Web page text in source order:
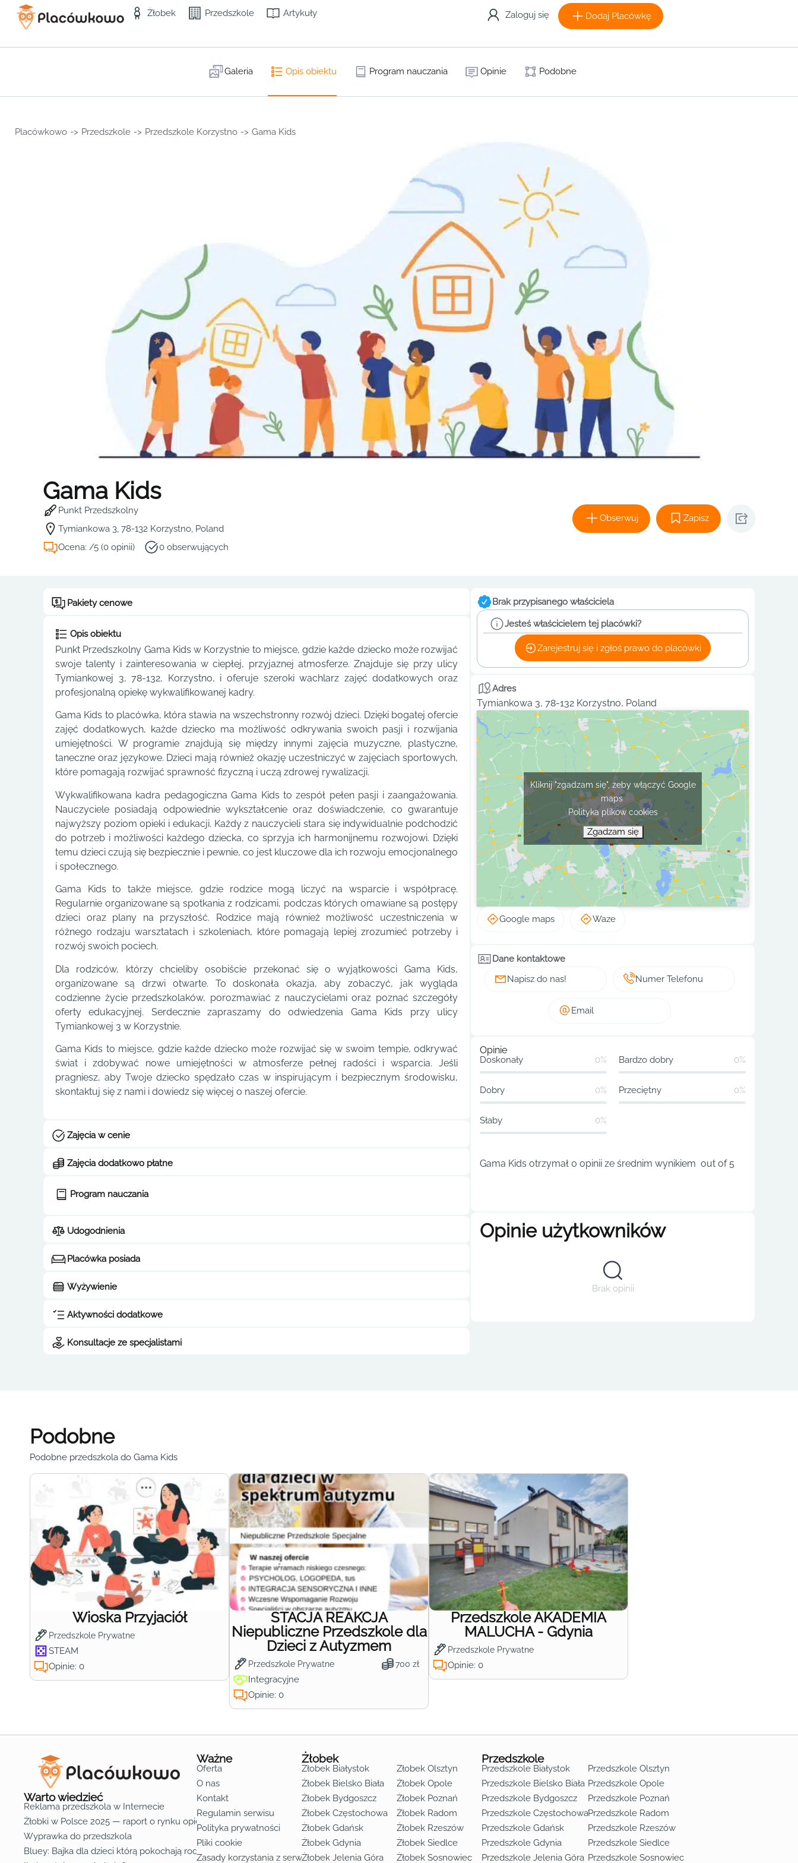
Żłobek Przedszkole Artykuły Zaloguj się Dodaj Placówkę
Galeria Opis obiektu Program nauczania Opinie Podobne
Placówkowo -> Przedszkole -> Przedszkole Korzystno -> Gama Kids
Gama Kids
Punkt Przedszkolny
Tymiankowa 3, 78-132 Korzystno, Poland
Ocena: /5 (0 opinii)
0 obserwujących
Obserwuj Zapisz
Pakiety cenowe
Opis obiektu
Punkt Przedszkolny Gama Kids w Korzystnie to miejsce, gdzie każde dziecko może rozwijać
swoje talenty i zainteresowania w ciepłej, przyjaznej atmosferze. Znajduje się przy ulicy
Tymiankowej 3, 78-132, Korzystno, i oferuje szeroki wachlarz zajęć dodatkowych oraz
profesjonalną opiekę wykwalifikowanej kadry.
Gama Kids to placówka, która stawia na wszechstronny rozwój dzieci. Dzięki bogatej ofercie
zajęć dodatkowych, każde dziecko ma możliwość odkrywania swoich pasji i rozwijania
umiejętności. W programie znajdują się między innymi zajęcia muzyczne, plastyczne,
taneczne oraz językowe. Dzieci mają również okazję uczestniczyć w zajęciach sportowych,
które pomagają rozwijać sprawność fizyczną i uczą zdrowej rywalizacji.
Wykwalifikowana kadra pedagogiczna Gama Kids to zespół pełen pasji i zaangażowania.
Nauczyciele posiadają odpowiednie wykształcenie oraz doświadczenie, co gwarantuje
najwyższy poziom opieki i edukacji. Każdy z nauczycieli stara się indywidualnie podchodzić
do potrzeb i możliwości każdego dziecka, co sprzyja ich harmonijnemu rozwojowi. Dzięki
temu dzieci czują się bezpiecznie i pewnie, co jest kluczowe dla ich rozwoju emocjonalnego
i społecznego.
Gama Kids to także miejsce, gdzie rodzice mogą liczyć na wsparcie i współpracę.
Regularnie organizowane są spotkania z rodzicami, podczas których omawiane są postępy
dzieci oraz plany na przyszłość. Rodzice mają również możliwość uczestniczenia w
różnego rodzaju warsztatach i szkoleniach, które pomagają lepiej zrozumieć potrzeby i
rozwój swoich pociech.
Dla rodziców, którzy chcieliby osobiście przekonać się o wyjątkowości Gama Kids,
organizowane są drzwi otwarte. To doskonała okazja, aby zobaczyć, jak wygląda
codzienne życie przedszkolaków, porozmawiać z nauczycielami oraz poznać szczegóły
oferty edukacyjnej. Serdecznie zapraszamy do odwiedzenia Gama Kids przy ulicy
Tymiankowej 3 w Korzystnie.
Gama Kids to miejsce, gdzie każde dziecko może rozwijać się w swoim tempie, odkrywać
świat i zdobywać nowe umiejętności w atmosferze pełnej radości i wsparcia. Jeśli
pragniesz, aby Twoje dziecko spędzało czas w inspirującym i bezpiecznym środowisku,
skontaktuj się z nami i dowiedz się więcej o naszej ofercie.
Zajęcia w cenie
Zajęcia dodatkowo płatne
Program nauczania
Udogodnienia
Placówka posiada
Wyżywienie
Aktywności dodatkowe
Konsultacje ze specjalistami
Brak przypisanego właściciela
Jesteś właścicielem tej placówki?
Zarejestruj się i zgłoś prawo do placówki
Adres
Tymiankowa 3, 78-132 Korzystno, Poland
Kliknij "zgadzam się", żeby włączyć Google
maps
Polityka plików cookies
Zgadzam się
Google maps Waze
Dane kontaktowe
Napisz do nas!
Numer Telefonu
Email
Opinie
Doskonały 0% Bardzo dobry 0%
Dobry 0% Przeciętny 0%
Słaby 0%
Gama Kids otrzymał 0 opinii ze średnim wynikiem out of 5
Opinie użytkowników
Brak opinii
Podobne
Podobne przedszkola do Gama Kids
Wioska Przyjaciół
Przedszkole Prywatne
STEAM
Opinie: 0
STACJA REAKCJA
Niepubliczne Przedszkole dla
Dzieci z Autyzmem
Przedszkole Prywatne 700 zł
Integracyjne
Opinie: 0
Przedszkole AKADEMIA
MALUCHA - Gdynia
Przedszkole Prywatne
Opinie: 0
Warto wiedzieć
Reklama przedszkola w Internecie
Żłobki w Polsce 2025 — raport o rynku opieki nad dziećmi do lat 3
Wyprawka do przedszkola
Bluey: Bajka dla dzieci którą pokochają rodzice
Ważne
Oferta
O nas
Kontakt
Regulamin serwisu
Polityka prywatności
Pliki cookie
Zasady korzystania z serwisu
Żłobek
Żłobek Białystok
Żłobek Bielsko Biała
Żłobek Bydgoszcz
Żłobek Częstochowa
Żłobek Gdańsk
Żłobek Gdynia
Żłobek Jelenia Góra
Żłobek Olsztyn
Żłobek Opole
Żłobek Poznań
Żłobek Radom
Żłobek Rzeszów
Żłobek Siedlce
Żłobek Sosnowiec
Przedszkole
Przedszkole Białystok
Przedszkole Bielsko Biała
Przedszkole Bydgoszcz
Przedszkole Częstochowa
Przedszkole Gdańsk
Przedszkole Gdynia
Przedszkole Jelenia Góra
Przedszkole Olsztyn
Przedszkole Opole
Przedszkole Poznań
Przedszkole Radom
Przedszkole Rzeszów
Przedszkole Siedlce
Przedszkole Sosnowiec